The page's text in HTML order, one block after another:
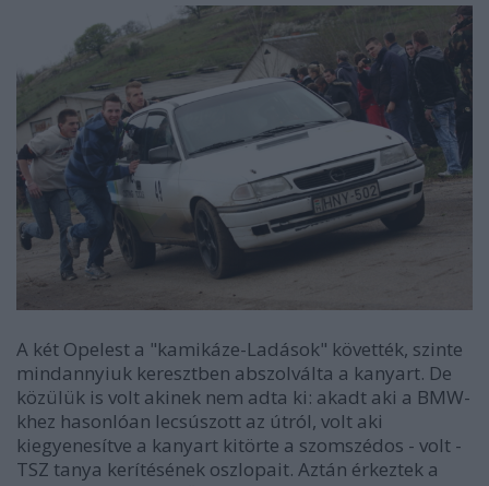
A két Opelest a "kamikáze-Ladások" követték, szinte
mindannyiuk keresztben abszolválta a kanyart. De
közülük is volt akinek nem adta ki: akadt aki a BMW-
khez hasonlóan lecsúszott az útról, volt aki
kiegyenesítve a kanyart kitörte a szomszédos - volt -
TSZ tanya kerítésének oszlopait. Aztán érkeztek a